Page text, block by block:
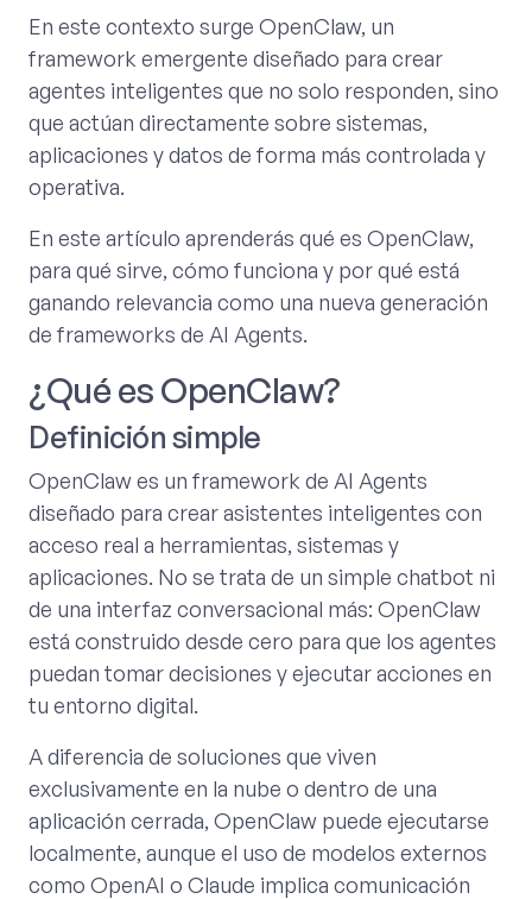
En este contexto surge OpenClaw, un
framework emergente diseñado para crear
agentes inteligentes que no solo responden, sino
que actúan directamente sobre sistemas,
aplicaciones y datos de forma más controlada y
operativa.
En este artículo aprenderás qué es OpenClaw,
para qué sirve, cómo funciona y por qué está
ganando relevancia como una nueva generación
de frameworks de AI Agents.
¿Qué es OpenClaw?
Definición simple
OpenClaw es un framework de AI Agents
diseñado para crear asistentes inteligentes con
acceso real a herramientas, sistemas y
aplicaciones. No se trata de un simple chatbot ni
de una interfaz conversacional más: OpenClaw
está construido desde cero para que los agentes
puedan tomar decisiones y ejecutar acciones en
tu entorno digital.
A diferencia de soluciones que viven
exclusivamente en la nube o dentro de una
aplicación cerrada, OpenClaw puede ejecutarse
localmente, aunque el uso de modelos externos
como OpenAI o Claude implica comunicación